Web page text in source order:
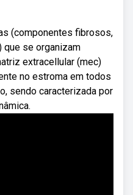
(componentes fibrosos,
se organizam
extracellular (mec)
no estroma em todos
sendo caracterizada por